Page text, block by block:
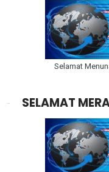
Selamat
SELAMAT